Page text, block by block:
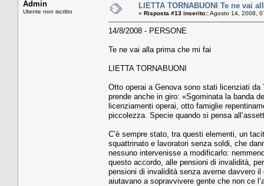
Admin
Utente non iscritto
LIETTA TORNABUONI Te ne vai
« Risposta #13 inserito::Agosto 14, 2008,
14/8/2008 - PERSONE
Te ne vai alla prima che mi fai
LIETTA TORNABUONI
Otto operai a Genova sono stati licenziati
prende anche in giro: «Sgominata la banda
licenziamenti operai, otto famiglie
piccolezza. Specie quando si pensa
C’è sempre stato, tra questi elementi, un
squattrinato e lavoratori senza soldi, che
nessuno intervenisse a modificarlo:
questo accordo, alle pensioni di invalidità,
pensioni di invalidità senza averne davvero
aiutavano a sopravvivere gente che non ce